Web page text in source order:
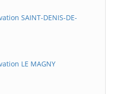
SAINT-DENIS-DE-
LE MAGNY